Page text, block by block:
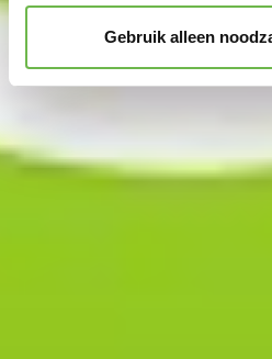
Gebruik alleen